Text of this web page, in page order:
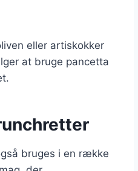
eller artiskokker
at bruge pancetta
bruges i en række